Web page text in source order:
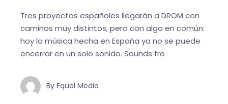
Tres proyectos españoles llegarán a DROM con
caminos muy distintos, pero con algo en común:
hoy la música hecha en España ya no se puede
encerrar en un solo sonido. Sounds fro
By Equal Media